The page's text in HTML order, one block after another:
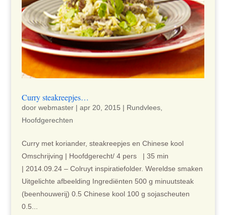
Curry steakreepjes…
door webmaster| apr 20, 2015 | Rundvlees,
Hoofdgerechten
Curry met koriander, steakreepjes en Chinese kool
Omschrijving | Hoofdgerecht/ 4 pers | 35 min
| 2014.09.24 – Colruyt inspiratiefolder. Wereldse smaken
Uitgelichte afbeelding Ingrediënten 500 g minuutsteak
(beenhouwerij) 0.5 Chinese kool 100 g sojascheuten
0.5...